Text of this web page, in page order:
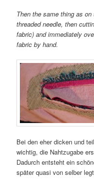
Then the same thing as
threaded needle, then
fabric) and immediately
fabric by hand.
Bei den eher dicken und
wichtig, die Nahtzugabe
Dadurch entsteht ein
später quasi von selber